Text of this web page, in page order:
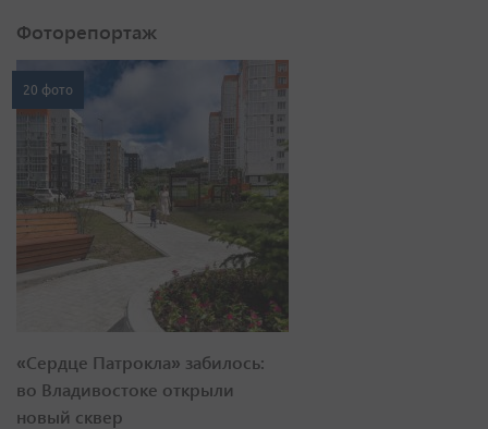
Фоторепортаж
20 фото
«Сердце Патрокла» забилось:
во Владивостоке открыли
новый сквер